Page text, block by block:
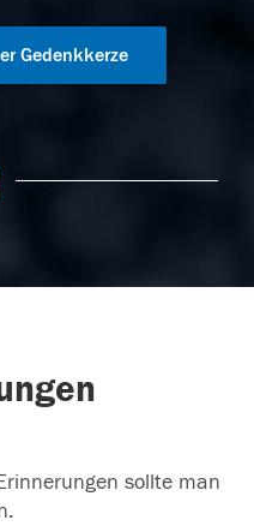
Gedenkkerze
sollte man